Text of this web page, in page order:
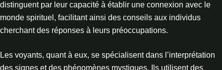
distinguent par leur capacité à établir une connexion avec le
monde spirituel, facilitant ainsi des conseils aux individus
cherchant des réponses à leurs préoccupations.
Les voyants, quant à eux, se spécialisent dans l’interprétation
des signes et des phénomènes mystiques. Ils utilisent des